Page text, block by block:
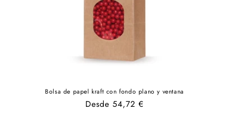
Bolsa de papel kraft con fondo plano y ventana
Precio
Desde 54,72 €